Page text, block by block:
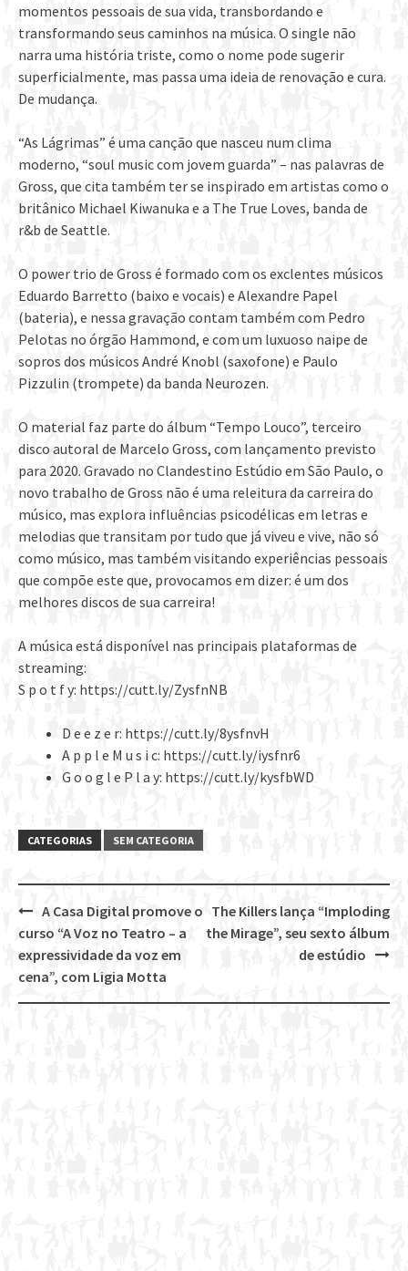
momentos pessoais de sua vida, transbordando e
transformando seus caminhos na música. O single não
narra uma história triste, como o nome pode sugerir
superficialmente, mas passa uma ideia de renovação e cura.
De mudança.
“As Lágrimas” é uma canção que nasceu num clima
moderno, “soul music com jovem guarda” – nas palavras de
Gross, que cita também ter se inspirado em artistas como o
britânico Michael Kiwanuka e a The True Loves, banda de
r&b de Seattle.
O power trio de Gross é formado com os exclentes músicos
Eduardo Barretto (baixo e vocais) e Alexandre Papel
(bateria), e nessa gravação contam também com Pedro
Pelotas no órgão Hammond, e com um luxuoso naipe de
sopros dos músicos André Knobl (saxofone) e Paulo
Pizzulin (trompete) da banda Neurozen.
O material faz parte do álbum “Tempo Louco”, terceiro
disco autoral de Marcelo Gross, com lançamento previsto
para 2020. Gravado no Clandestino Estúdio em São Paulo, o
novo trabalho de Gross não é uma releitura da carreira do
músico, mas explora influências psicodélicas em letras e
melodias que transitam por tudo que já viveu e vive, não só
como músico, mas também visitando experiências pessoais
que compõe este que, provocamos em dizer: é um dos
melhores discos de sua carreira!
A música está disponível nas principais plataformas de
streaming:
S p o t f y: https://cutt.ly/ZysfnNB
D e e z e r: https://cutt.ly/8ysfnvH
A p p l e M u s i c: https://cutt.ly/iysfnr6
G o o g l e P l a y: https://cutt.ly/kysfbWD
CATEGORIAS SEM CATEGORIA
Post
navigation
The Killers lança “Imploding
the Mirage”, seu sexto álbum
de estúdio
A Casa Digital promove o
curso “A Voz no Teatro – a
expressividade da voz em
cena”, com Ligia Motta